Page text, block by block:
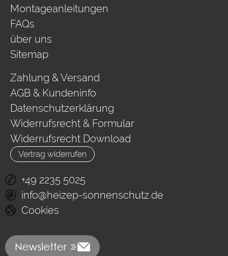
Montageanleitungen
FAQs
über uns
Sitemap
Zahlung & Versand
AGB & Kundeninfo
Datenschutzerklärung
Widerrufsrecht & Formular
Widerrufsrecht Download
Vertrag widerrufen
+49 2235 5025
info@heizep-sonnenschutz.de
Cookies